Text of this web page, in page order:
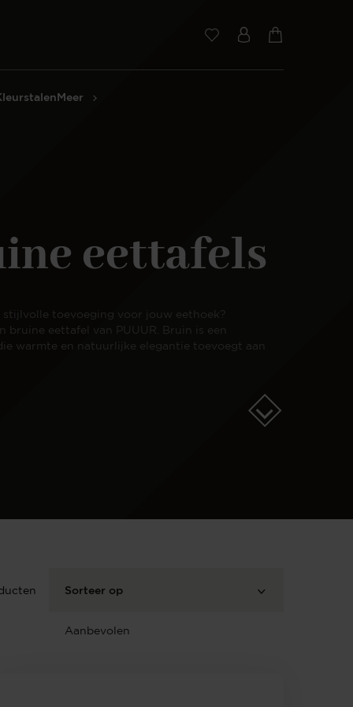
Meer
eettafels
stijlvolle toevoeging voor jouw eethoek?
bruine eettafel van PUUUR. Bruin is een
warmte en natuurlijke elegantie toevoegt aan
Sorteer op
Aanbevolen